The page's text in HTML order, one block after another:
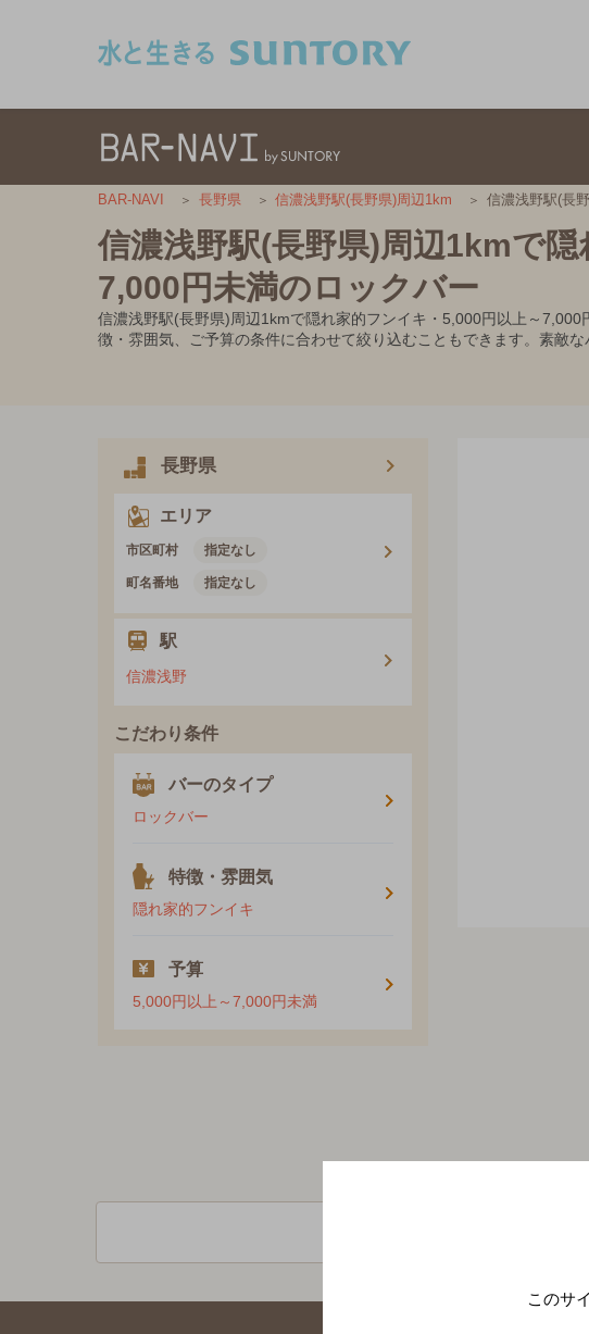
BAR-NAVI 長野県 信濃浅野駅(長野県)周辺1km 信濃浅野駅(長
信濃浅野駅(長野県)周辺1kmで
7,000円未満のロックバー
信濃浅野駅(長野県)周辺1kmで隠れ家的フンイキ・5,000円以上～
徴・雰囲気、ご予算の条件に合わせて絞り込むこともできます。素敵な
長野県
エリア
市区町村 指定なし
町名番地 指定なし
駅
信濃浅野
こだわり条件
バーのタイプ
ロックバー
特徴・雰囲気
隠れ家的フンイキ
予算
5,000円以上～7,000円未満
このサ